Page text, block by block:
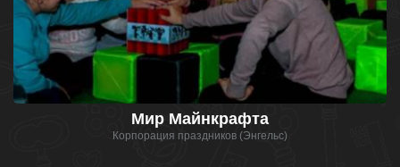
Мир Майнкрафта
Корпорация праздников (Энгельс)